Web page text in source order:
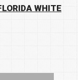
WHITE